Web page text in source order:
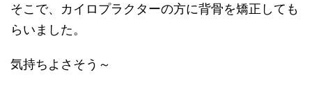
そこで、カイロプラクターの方に背骨を矯正しても
らいました。
気持ちよさそう～